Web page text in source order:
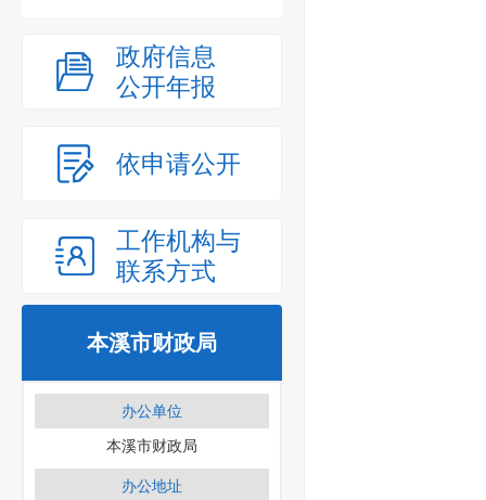
政府信息
公开年报
依申请公开
工作机构与
联系方式
本溪市财政局
办公单位
本溪市财政局
办公地址